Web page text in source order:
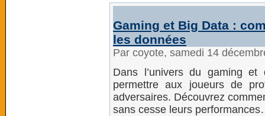
Gaming et Big Data :
les données
Par coyote, samedi 14
Dans l’univers du gaming et
permettre aux joueurs de
adversaires. Découvrez
sans cesse leurs